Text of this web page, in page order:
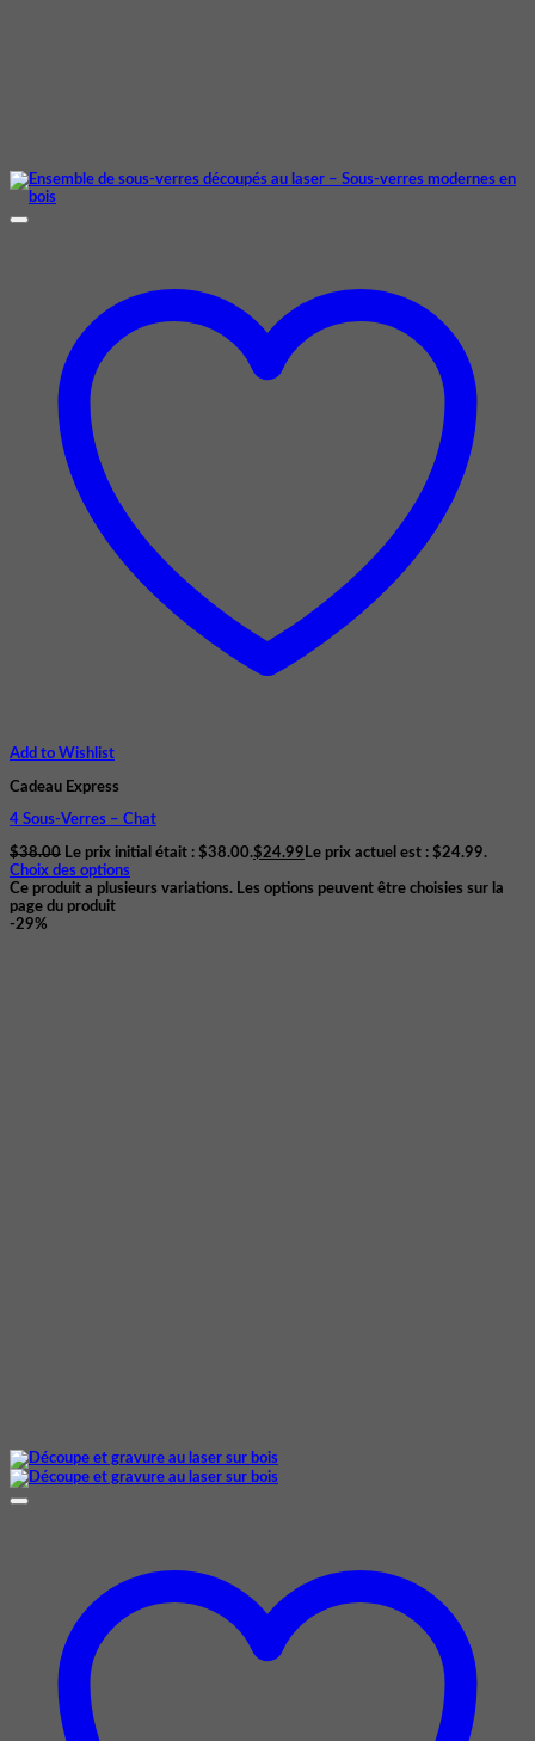
Add to Wishlist
Cadeau Express
4 Sous-Verres – Chat
$38.00 Le prix initial était : $38.00.$24.99 Le prix actuel est : $24.99.
Choix des options
Ce produit a plusieurs variations. Les options peuvent être choisies sur la
page du produit
-29%